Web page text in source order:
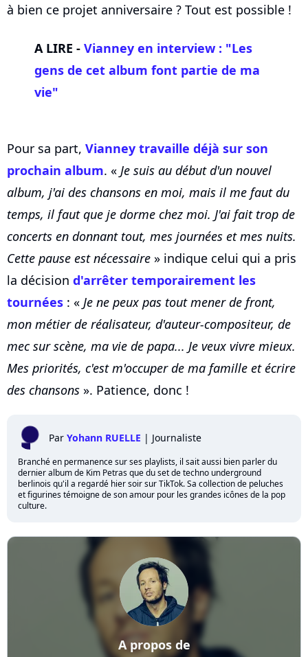
à bien ce projet anniversaire ? Tout est possible !
A LIRE - Vianney en interview : "Les
gens de cet album font partie de ma
vie"
Pour sa part, Vianney travaille déjà sur son
prochain album. « Je suis au début d'un nouvel
album, j'ai des chansons en moi, mais il me faut du
temps, il faut que je dorme chez moi. J'ai fait trop de
concerts en donnant tout, mes journées et mes nuits.
Cette pause est nécessaire » indique celui qui a pris
la décision d'arrêter temporairement les
tournées : « Je ne peux pas tout mener de front,
mon métier de réalisateur, d'auteur-compositeur, de
mec sur scène, ma vie de papa... Je veux vivre mieux.
Mes priorités, c'est m'occuper de ma famille et écrire
des chansons ». Patience, donc !
Par Yohann RUELLE | Journaliste
Branché en permanence sur ses playlists, il sait aussi bien parler du
dernier album de Kim Petras que du set de techno underground
berlinois qu'il a regardé hier soir sur TikTok. Sa collection de peluches
et figurines témoigne de son amour pour les grandes icônes de la pop
culture.
A propos de